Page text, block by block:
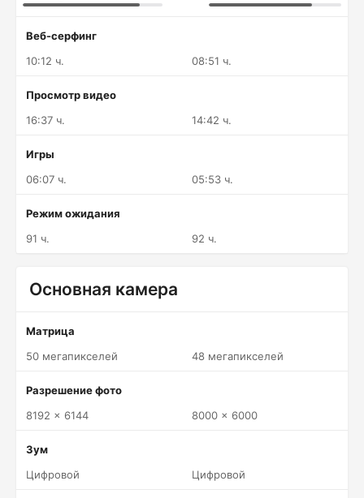
Веб-серфинг
10:12 ч.
08:51 ч.
Просмотр видео
16:37 ч.
14:42 ч.
Игры
06:07 ч.
05:53 ч.
Режим ожидания
91 ч.
92 ч.
Основная камера
Матрица
50 мегапикселей
48 мегапикселей
Разрешение фото
8192 x 6144
8000 x 6000
Зум
Цифровой
Цифровой